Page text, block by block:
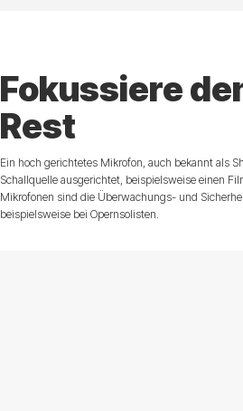
Fokussiere
Rest
Ein hoch gerichtetes Mikrofon, auch bekannt als
Schallquelle ausgerichtet, beispielsweise einen
Mikrofonen sind die Überwachungs- und
beispielsweise bei Opernsolisten.